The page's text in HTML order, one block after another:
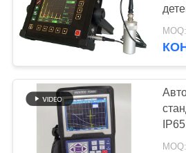
контроля